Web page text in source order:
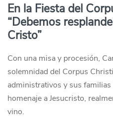
En la Fiesta del
“Debemos
Cristo”
Con una misa y procesión,
solemnidad del Corpus
administrativos y sus
homenaje a Jesucristo,
vino.